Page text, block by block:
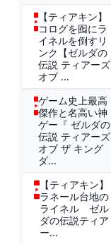
【ティアキン】
コログを囮にラ
イネルを倒すリ
ンク【ゼルダの
伝説 ティアーズ
オブ ...
ゲーム史上最高
傑作と名高い神
ゲー『 ゼルダの
伝説 ティアーズ
オブ ザ キング
ダ...
【ティアキン】
ラネール台地の
ライネル ゼル
ダの伝説ティア
ー...